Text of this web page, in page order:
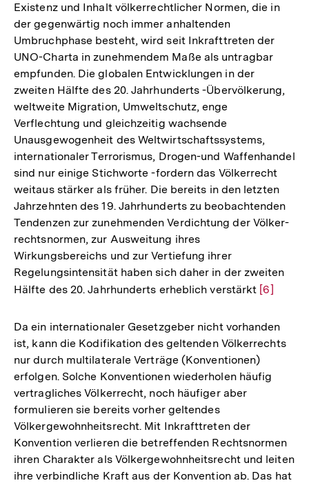
Existenz und Inhalt völkerrechtlicher Normen, die in
der gegenwärtig noch immer anhaltenden
Umbruchphase besteht, wird seit Inkrafttreten der
UNO-Charta in zunehmendem Maße als untragbar
empfunden. Die globalen Entwicklungen in der
zweiten Hälfte des 20. Jahrhunderts -Übervölkerung,
weltweite Migration, Umweltschutz, enge
Verflechtung und gleichzeitig wachsende
Unausgewogenheit des Weltwirtschaftssystems,
internationaler Terrorismus, Drogen-und Waffenhandel
sind nur einige Stichworte -fordern das Völkerrecht
weitaus stärker als früher. Die bereits in den letzten
Jahrzehnten des 19. Jahrhunderts zu beobachtenden
Tendenzen zur zunehmenden Verdichtung der Völker-
rechtsnormen, zur Ausweitung ihres
Wirkungsbereichs und zur Vertiefung ihrer
Regelungsintensität haben sich daher in der zweiten
Hälfte des 20. Jahrhunderts erheblich verstärkt Zur
der
Fußnote
[6]
Da ein internationaler Gesetzgeber nicht vorhanden
ist, kann die Kodifikation des geltenden Völkerrechts
nur durch multilaterale Verträge (Konventionen)
erfolgen. Solche Konventionen wiederholen häufig
vertragliches Völkerrecht, noch häufiger aber
formulieren sie bereits vorher geltendes
Völkergewohnheitsrecht. Mit Inkrafttreten der
Konvention verlieren die betreffenden Rechtsnormen
ihren Charakter als Völkergewohnheitsrecht und leiten
ihre verbindliche Kraft aus der Konvention ab. Das hat